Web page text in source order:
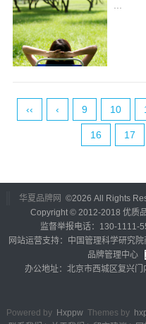
‹‹ ‹ 9 10
16 17
华夏品牌网 ©2026 All Rights
Copyright © 2012-2018 优质
监督举报电话：130-1111-
网站运营支持：中国管理科学研究
品牌管理中心
办公地址：北京市西城区复兴
Powered by Hxppw Themes by